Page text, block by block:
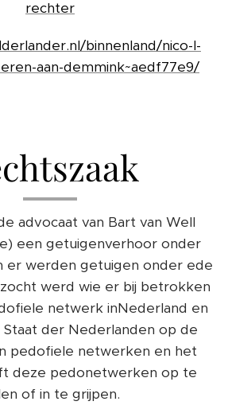
rechter
binnenland/nico-l-
aan-demmink~aedf77e9/
advocaat van Bart van Well
een getuigenverhoor onder
er werden getuigen onder ede
werd wie er bij betrokken
netwerk inNederland en
der Nederlanden op de
pedofiele netwerken en het
deze pedonetwerken op te
of in te grijpen.